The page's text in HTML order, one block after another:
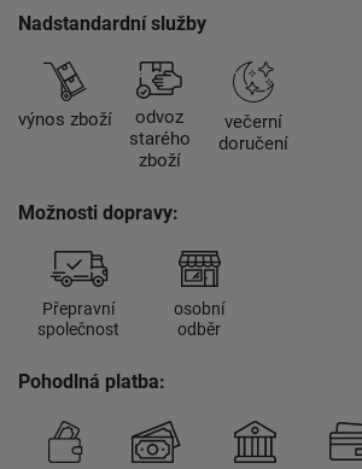
Nadstandardní služby
výnos zboží
odvoz
starého
zboží
večerní
doručení
Možnosti dopravy:
Přepravní
společnost
osobní
odběr
Pohodlná platba: